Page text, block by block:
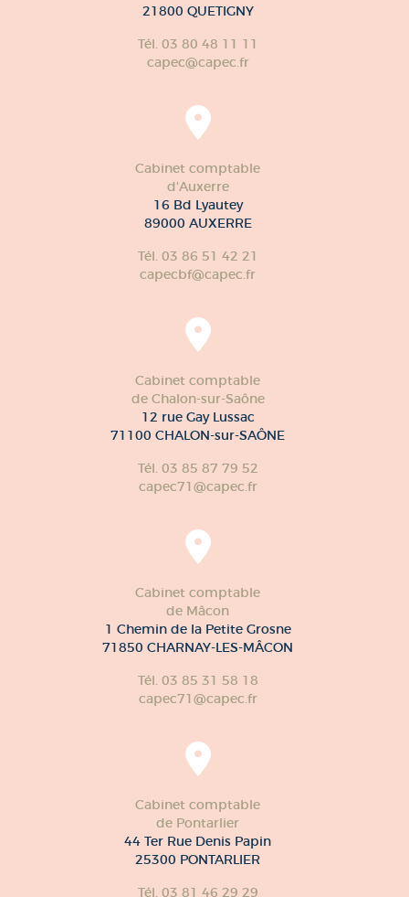
21800 QUETIGNY
Tél. 03 80 48 11 11
capec@capec.fr
Cabinet comptable
d'Auxerre
16 Bd Lyautey
89000 AUXERRE
Tél. 03 86 51 42 21
capecbf@capec.fr
Cabinet comptable
de Chalon-sur-Saône
12 rue Gay Lussac
71100 CHALON-sur-SAÔNE
Tél. 03 85 87 79 52
capec71@capec.fr
Cabinet comptable
de Mâcon
1 Chemin de la Petite Grosne
71850 CHARNAY-LES-MÂCON
Tél. 03 85 31 58 18
capec71@capec.fr
Cabinet comptable
de Pontarlier
44 Ter Rue Denis Papin
25300 PONTARLIER
Tél. 03 81 46 29 29